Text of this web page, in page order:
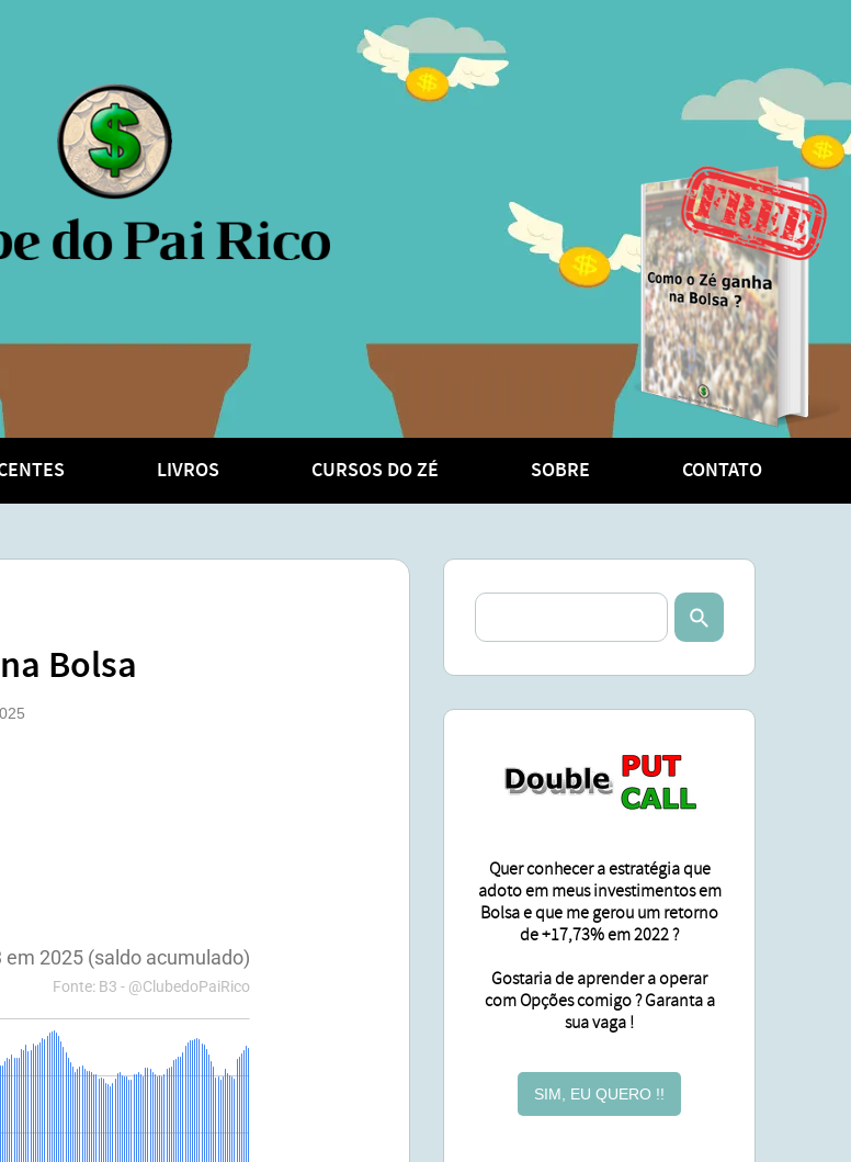
LIVROS CURSOS DO ZÉ SOBRE CONTATO
Bolsa
Quer conhecer a estratégia que
adoto em meus investimentos em
Bolsa e que me gerou um retorno
de +17,73% em 2022 ?
Gostaria de aprender a operar
com Opções comigo ? Garanta a
sua vaga !
SIM, EU QUERO !!